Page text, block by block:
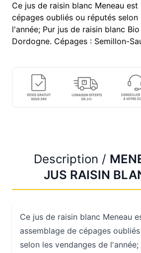
Ce jus de raisin blanc Meneau
cépages oubliés ou réputés selon
l'année; Pur jus de raisin blanc
Dordogne. Cépages : Semillon-
Description /
JUS RAISIN
Ce jus de raisin blanc Meneau
assemblage de cépages
selon les vendanges de